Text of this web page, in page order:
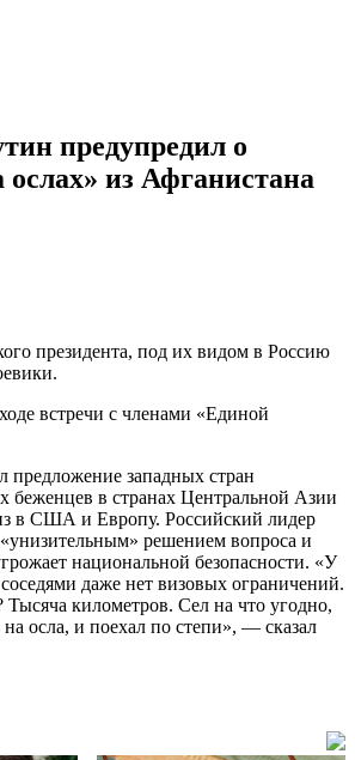
предупредил о
ослах» из Афганистана
президента, под их видом в Россию
встречи с членами «Единой
предложение западных стран
беженцев в странах Центральной Азии
в США и Европу. Российский лидер
решением вопроса и
национальной безопасности. «У
даже нет визовых ограничений.
Тысяча километров. Сел на что угодно,
осла, и поехал по степи», — сказал